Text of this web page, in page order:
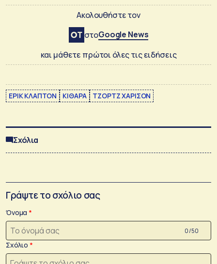
Ακολουθήστε τον
στοGoogle News
και μάθετε πρώτοι όλες τις ειδήσεις
ΕΡΙΚ ΚΛΑΠΤΟΝ ΚΙΘΑΡΑ ΤΖΟΡΤΖ ΧΑΡΙΣΟΝ
Σχόλια
Γράψτε το σχόλιο σας
Όνομα
0 /50
Σχόλιο